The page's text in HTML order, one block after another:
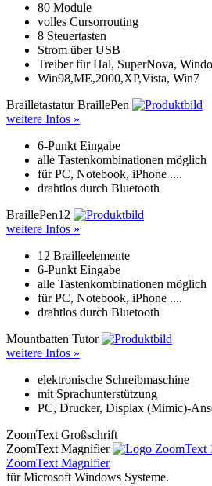
80 Module
volles Cursorrouting
8 Steuertasten
Strom über USB
Treiber für Hal, SuperNova,
Win98,ME,2000,XP,Vista, Win7
Brailletastatur BraillePen
weitere Infos »
6-Punkt Eingabe
alle Tastenkombinationen möglich
für PC, Notebook, iPhone ....
drahtlos durch Bluetooth
BraillePen12
weitere Infos »
12 Brailleelemente
6-Punkt Eingabe
alle Tastenkombinationen möglich
für PC, Notebook, iPhone ....
drahtlos durch Bluetooth
Mountbatten Tutor
weitere Infos »
elektronische Schreibmaschine
mit Sprachunterstützung
PC, Drucker, Displax (Mimic)-
ZoomText Großschrift
ZoomText Magnifier
ZoomText Magnifier
für Microsoft Windows Systeme.